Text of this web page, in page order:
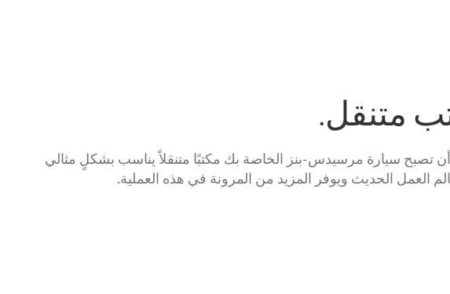
متنقل.
تصبح سيارة مرسيدس-بنز الخاصة بك مكتبًا متنقلاً يناسب بشكلٍ مثالي
العمل الحديث ويوفر المزيد من المرونة في هذه العملية.